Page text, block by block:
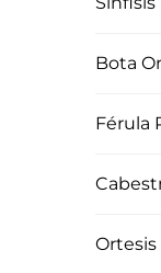
Bota
Férula